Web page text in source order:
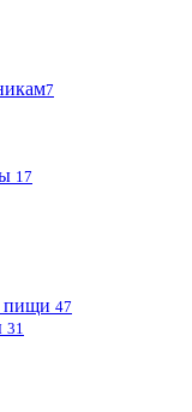
7
17
пищи 47
31